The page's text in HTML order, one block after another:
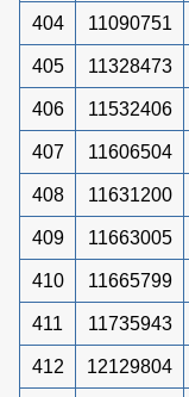
404 11090751
405 11328473
406 11532406
407 11606504
408 11631200
409 11663005
410 11665799
411 11735943
412 12129804